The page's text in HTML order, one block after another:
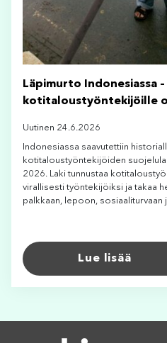
Läpimurto Indonesiassa –
kotitaloustyöntekijöille
Uutinen 24.6.2026
Indonesiassa saavutettiin
kotitaloustyöntekijöiden
2026. Laki tunnustaa
virallisesti työntekijöiksi ja takaa
palkkaan, lepoon, sosiaaliturvaan
Lue lisää